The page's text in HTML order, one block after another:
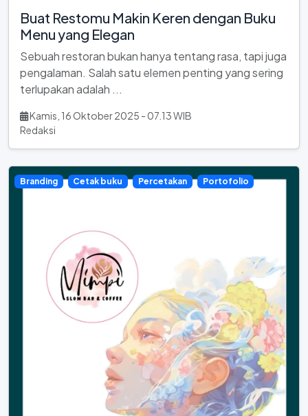
Buat Restomu Makin Keren dengan Buku
Menu yang Elegan
Sebuah restoran bukan hanya tentang rasa, tapi juga
pengalaman. Salah satu elemen penting yang sering
terlupakan adalah ...
Kamis, 16 Oktober 2025 - 07.13 WIB
Redaksi
Branding Cetak buku Percetakan Portofolio